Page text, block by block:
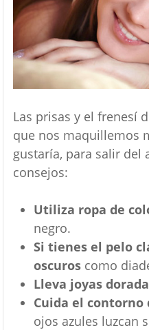
Las prisas y el frenesí
que nos maquillemos
gustaría, para salir del
consejos:
Utiliza ropa de
negro.
Si tienes el pelo
oscuroscomo
Lleva joyas
Cuida el contorno
ojos azules luzcan